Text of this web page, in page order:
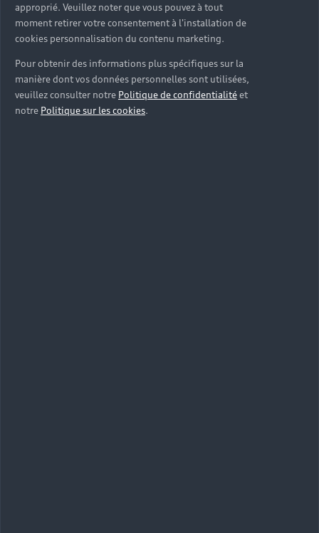
approprié. Veuillez noter que vous pouvez à tout
moment retirer votre consentement à l'installation de
cookies personnalisation du contenu marketing.
Pour obtenir des informations plus spécifiques sur la
manière dont vos données personnelles sont utilisées,
veuillez consulter notre Politique de confidentialitéet
notre Politique sur les cookies.